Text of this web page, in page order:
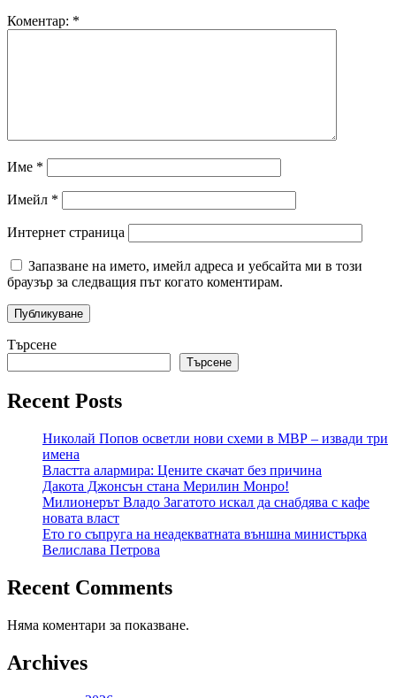
Коментар: *
Име *
Имейл *
Интернет страница
Запазване на името, имейл адреса и уебсайта ми в този
браузър за следващия път когато коментирам.
Търсене
Търсене
Recent Posts
Николай Попов осветли нови схеми в МВР – извади три
имена
Властта алармира: Цените скачат без причина
Дакота Джонсън стана Мерилин Монро!
Милионерът Владо Загатото искал да снабдява с кафе
новата власт
Ето го съпруга на неадекватната външна министърка
Велислава Петрова
Recent Comments
Няма коментари за показване.
Archives